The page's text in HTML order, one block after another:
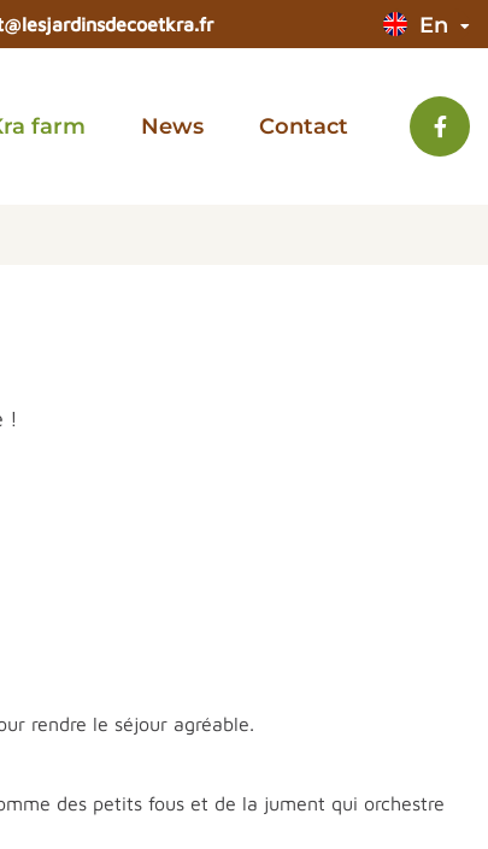
En
farm News Contact
!
rendre le séjour agréable.
des petits fous et de la jument qui orchestre